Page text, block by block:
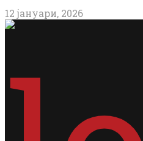
12 јануари, 2026